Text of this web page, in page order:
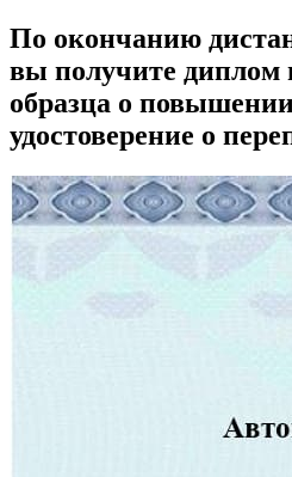
По окончанию
вы получите диплом
образца о
удостоверение о